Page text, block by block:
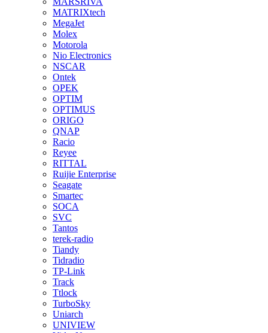
MATRIXtech
MegaJet
Molex
Motorola
Nio Electronics
NSCAR
Ontek
OPEK
OPTIM
OPTIMUS
ORIGO
QNAP
Racio
Reyee
RITTAL
Ruijie Enterprise
Seagate
Smartec
SOCA
SVC
Tantos
terek-radio
Tiandy
Tidradio
TP-Link
Track
Ttlock
TurboSky
Uniarch
UNIVIEW